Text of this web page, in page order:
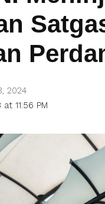
11:56 PM
2024